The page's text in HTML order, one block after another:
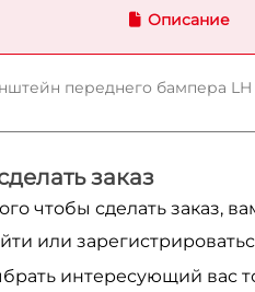
Описание
переднего бампера LH
заказ
чтобы сделать заказ,
или
интересующий вас